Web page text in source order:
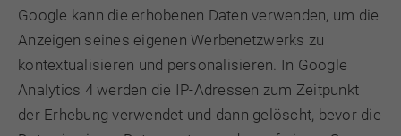
Google kann die erhobenen Daten verwenden, um die
Anzeigen seines eigenen Werbenetzwerks zu
kontextualisieren und personalisieren. In Google
Analytics 4 werden die IP-Adressen zum Zeitpunkt
der Erhebung verwendet und dann gelöscht, bevor die